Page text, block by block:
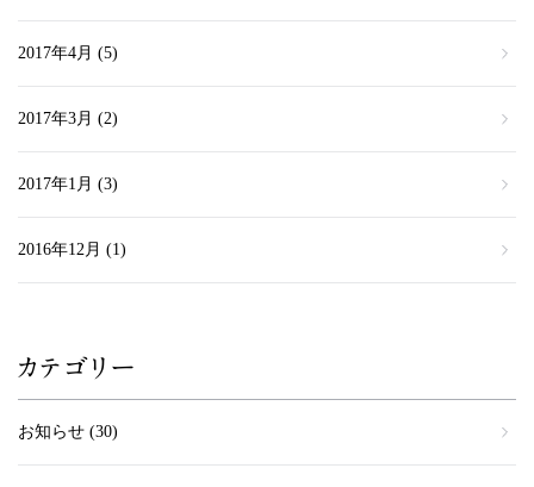
2017年4月 (5)
2017年3月 (2)
2017年1月 (3)
2016年12月 (1)
カテゴリー
お知らせ (30)